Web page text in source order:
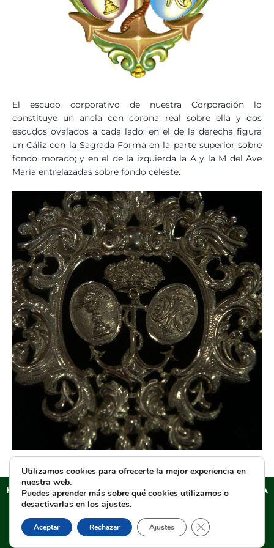
El escudo corporativo de nuestra Corporación lo
constituye un ancla con corona real sobre ella y dos
escudos ovalados a cada lado: en el de la derecha figura
un Cáliz con la Sagrada Forma en la parte superior sobre
fondo morado; y en el de la izquierda la A y la M del Ave
María entrelazadas sobre fondo celeste.
HERMANDAD SACRAMENTAL DEL ESPERANZA DE TRIANA
Aviso legal– Política de PRIVACIDAD
informativas en formularios web–Política de cookies
Tienda
Utilizamos cookies para ofrecerte la mejor experiencia en
nuestra web.
Puedes aprender más sobre qué cookies utilizamos o
desactivarlas en los ajustes.
Aceptar Rechazar Ajustes Cerrar el banner